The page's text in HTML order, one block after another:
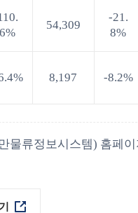
6%
54,309
-21.
8%
8,197 -8.2%
물류정보시스템) 홈페